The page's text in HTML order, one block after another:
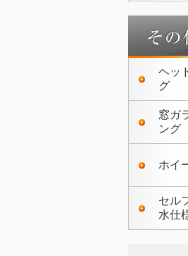
ヘッ
グ
窓ガ
ング
ホイ
セル
水仕